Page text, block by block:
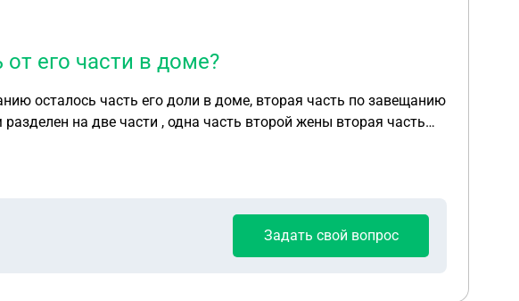
его части в доме?
осталось часть его доли в доме, вторая часть по завещанию
на две части , одна часть второй жены вторая часть
в том что , его жена утверждает что она инвалид какой-то
.
Задать свой вопрос